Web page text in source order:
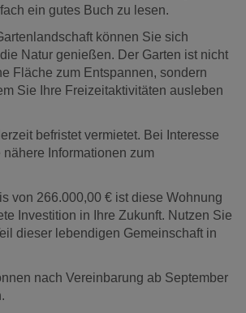
ein gutes Buch zu lesen.
können Sie sich
Natur genießen. Der Garten ist nicht
Fläche zum Entspannen, sondern
Sie Ihre Freizeitaktivitäten ausleben
befristet vermietet. Bei Interesse
Informationen zum
von 266.000,00 € ist diese Wohnung
Investition in Ihre Zukunft. Nutzen Sie
dieser lebendigen Gemeinschaft in
nach Vereinbarung ab September